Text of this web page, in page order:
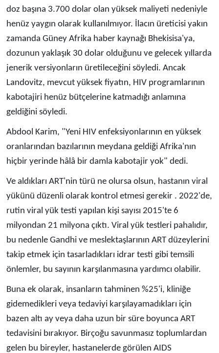
doz başına 3.700 dolar olan yüksek maliyeti nedeniyle
henüz yaygın olarak kullanılmıyor. İlacın üreticisi yakın
zamanda Güney Afrika haber kaynağı Bhekisisa'ya,
dozunun yaklaşık 30 dolar olduğunu ve gelecek yıllarda
jenerik versiyonların üretileceğini söyledi. Ancak
Landovitz, mevcut yüksek fiyatın, HIV programlarının
kabotajiri henüz bütçelerine katmadığı anlamına
geldiğini söyledi.
Abdool Karim, "Yeni HIV enfeksiyonlarının en yüksek
oranlarından bazılarının meydana geldiği Afrika'nın
hiçbir yerinde hâlâ bir damla kabotajir yok" dedi.
Ve aldıkları ART'nin türü ne olursa olsun, hastanın viral
yükünü düzenli olarak kontrol etmesi gerekir . 2022'de,
rutin viral yük testi yapılan kişi sayısı 2015'te 6
milyondan 21 milyona çıktı. Viral yük testleri pahalıdır,
bu nedenle Gandhi ve meslektaşlarının ART düzeylerini
takip etmek için tasarladıkları idrar testi gibi temsili
önlemler, bu sayının karşılanmasına yardımcı olabilir.
Buna ek olarak, insanların tahminen %25'i, kliniğe
gidemedikleri veya tedaviyi karşılayamadıkları için
bazen altı ay veya daha uzun bir süre boyunca ART
tedavisini bırakıyor. Birçoğu savunmasız toplumlardan
gelen bu bireyler, hastanelerde görülen AIDS